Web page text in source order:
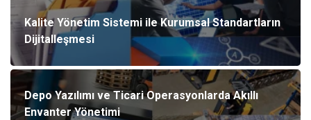
Kalite Yönetim Sistemi ile Kurumsal Standartların
Dijitalleşmesi
Depo Yazılımı ve Ticari Operasyonlarda Akıllı
Envanter Yönetimi